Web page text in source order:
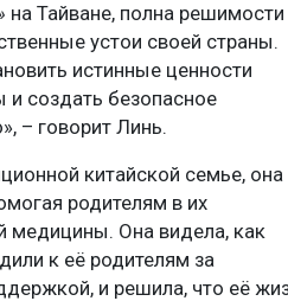
на Тайване, полна решимости
устои своей страны.
истинные ценности
и создать безопасное
– говорит Линь.
китайской семье, она
родителям в их
медицины. Она видела, как
к её родителям за
и решила, что её